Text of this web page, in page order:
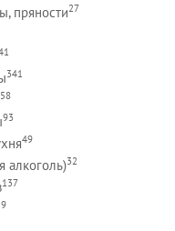
пряности27
341
93
49
алкоголь)32
137